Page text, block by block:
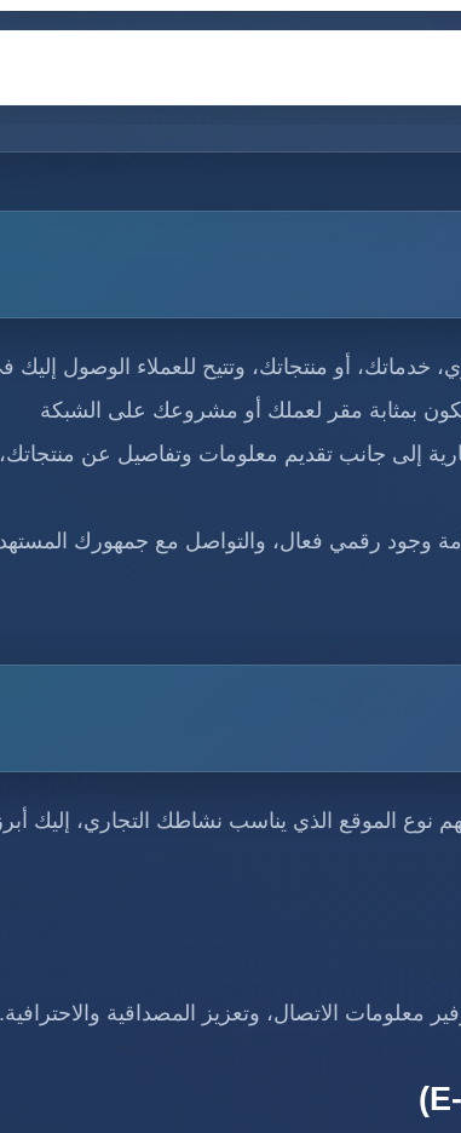
خدماتك، أو منتجاتك، وتتيح للعملاء الوصول إليك
بمثابة مقر لعملك أو مشروعك على الشبكة
إلى جانب تقديم معلومات وتفاصيل عن منتجاتك،
وجود رقمي فعال، والتواصل مع جمهورك
الموقع الذي يناسب نشاطك التجاري، إليك
معلومات الاتصال، وتعزيز المصداقية والاحترافية.